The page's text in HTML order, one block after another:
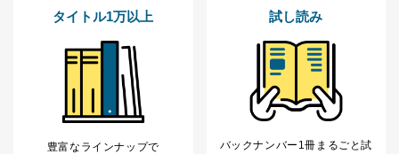
代表取締役会長 西野 伸一郎
個人情報の取扱いについて
１．個人情報保護管理者
当社は以下の個人情報保護管理者を設置し、個人情報保
護管理者の責任のもと、個人情報を取得・アクセス・利
タイトル1万以上
豊富なラインナップで
試し読み
バックナンバー1冊まるごと試